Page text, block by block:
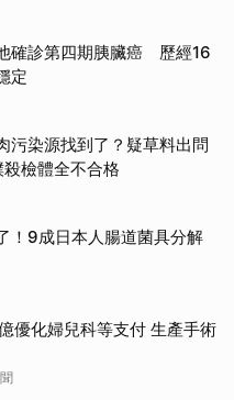
確診第四期胰臟癌 歷經16
定
污染源找到了？疑草料出問
檢體全不合格
！9成日本人腸道菌具分解
優化婦兒科等支付 生產手術